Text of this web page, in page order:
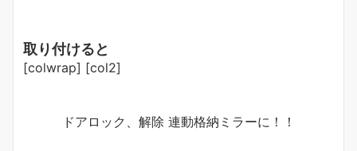
取り付けると
[colwrap] [col2]
ドアロック、解除 連動格納ミラーに！！